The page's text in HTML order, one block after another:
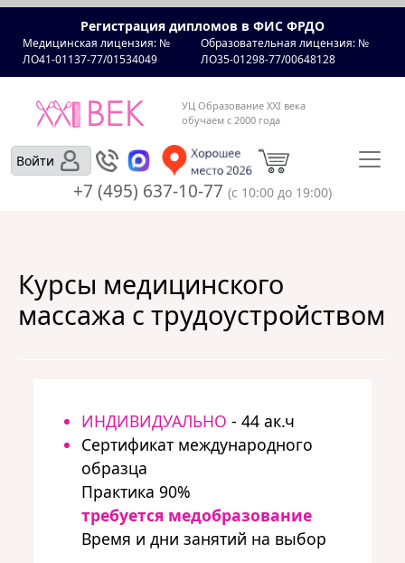
Регистрация дипломов в ФИС ФРДО
Медицинская лицензия: №
ЛО41-01137-77/01534049
Образовательная лицензия: №
ЛО35-01298-77/00648128
УЦ Образование XXI века
обучаем с 2000 года
Войти
+7 (495) 637-10-77 (с 10:00 до 19:00)
Курсы медицинского
массажа с трудоустройством
ИНДИВИДУАЛЬНО - 44 ак.ч
Сертификат международного
образца
Практика 90%
требуется медобразование
Время и дни занятий на выбор